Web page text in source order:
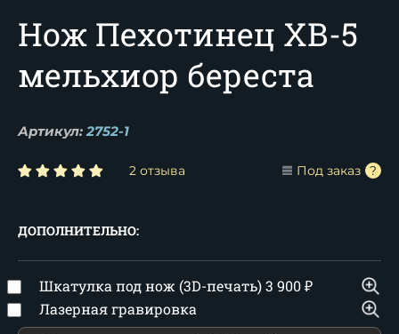
Нож Пехотинец ХВ-5
мельхиор береста
Артикул: 2752-1
2 отзыва Под заказ
ДОПОЛНИТЕЛЬНО:
Шкатулка под нож (3D-печать)3 900₽
Лазерная гравировка